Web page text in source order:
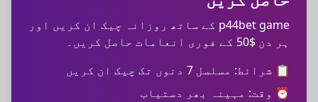
p44bet game کے ساتھ روزانہ چیک ان کریں اور
ہر دن $50 کے فوری انعامات حاصل کریں۔
📋 شرائط: مسلسل 7 دنوں تک چیک ان کریں
⏰ وقت: مہینہ بھر دستیاب